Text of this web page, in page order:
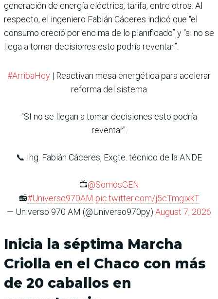
generación de energía eléctrica, tarifa, entre otros. Al
respecto, el ingeniero Fabián Cáceres indicó que “el
consumo creció por encima de lo planificado” y “si no se
llega a tomar decisiones esto podría reventar”.
#ArribaHoy | Reactivan mesa energética para acelerar
reforma del sistema
"SI no se llegan a tomar decisiones esto podría
reventar".
📞 Ing. Fabián Cáceres, Exgte. técnico de la ANDE
📺@SomosGEN
📻#Universo970AM pic.twitter.com/j5cTmgixkT
— Universo 970 AM (@Universo970py) August 7, 2026
Inicia la séptima Marcha
Criolla en el Chaco con más
de 20 caballos en